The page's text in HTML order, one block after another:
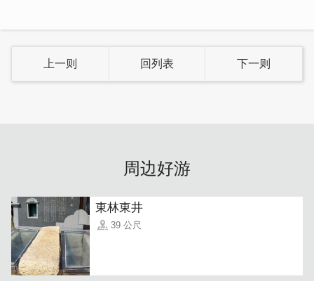
上一则 回列表 下一则
周边好游
東林東井
39 公尺